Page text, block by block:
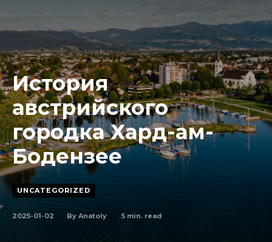
История
австрийского
городка Хард-ам-
Бодензее
UNCATEGORIZED
2025-01-02 By Anatoly 5 min. read